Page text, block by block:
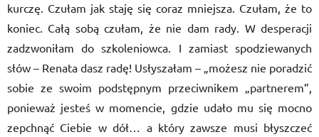
kurczę. Czułam jak staję się coraz mniejsza. Czułam, że to
koniec. Całą sobą czułam, że nie dam rady. W desperacji
zadzwoniłam do szkoleniowca. I zamiast spodziewanych
słów – Renata dasz radę! Usłyszałam – „możesz nie poradzić
sobie ze swoim podstępnym przeciwnikem „partnerem”,
ponieważ jesteś w momencie, gdzie udało mu się mocno
zepchnąć Ciebie w dół… a który zawsze musi błyszczeć